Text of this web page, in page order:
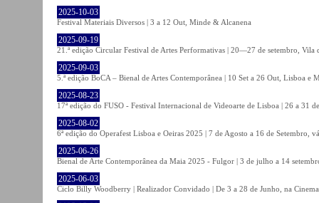
2025-10-03
Festival Materiais Diversos | 3 a 12 Out, Minde & Alcanena
2025-09-19
21.ª edição Circular Festival de Artes Performativas | 20—27 de setembro, Vila
2025-09-03
5.ª edição BoCA – Bienal de Artes Contemporânea | 10 Set a 26 Out, Lisboa e
2025-08-23
17ª edição do FUSO - Festival Internacional de Videoarte de Lisboa | 26 a 31
2025-08-02
6ª edição do Operafest Lisboa e Oeiras 2025 | 7 de Agosto a 16 de Setembro,
2025-06-26
Bienal de Arte Contemporânea da Maia 2025 - Fulgor | 3 de julho a 14
2025-06-03
Ciclo Billy Woodberry | Realizador Convidado | De 3 a 28 de Junho, na